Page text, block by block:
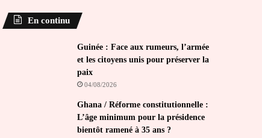
En continu
Guinée : Face aux rumeurs, l’armée
et les citoyens unis pour préserver la
paix
04/08/2026
Ghana / Réforme constitutionnelle :
L’âge minimum pour la présidence
bientôt ramené à 35 ans ?